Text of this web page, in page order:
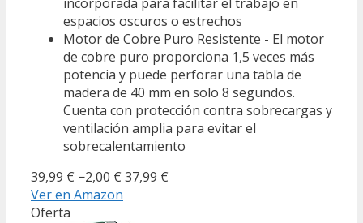
espacios oscuros o estrechos
Motor de Cobre Puro Resistente - El motor
de cobre puro proporciona 1,5 veces más
potencia y puede perforar una tabla de
madera de 40 mm en solo 8 segundos.
Cuenta con protección contra sobrecargas y
ventilación amplia para evitar el
sobrecalentamiento
39,99 € −2,00 € 37,99 €
Ver en Amazon
Oferta